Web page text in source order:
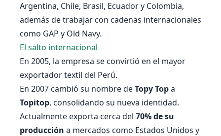
Argentina, Chile, Brasil, Ecuador y Colombia,
además de trabajar con cadenas internacionales
como GAP y Old Navy.
El salto internacional
En 2005, la empresa se convirtió en el mayor
exportador textil del Perú.
En 2007 cambió su nombre deTopy Topa
Topitop, consolidando su nueva identidad.
Actualmente exporta cerca del 70% de su
producción a mercados como Estados Unidos y